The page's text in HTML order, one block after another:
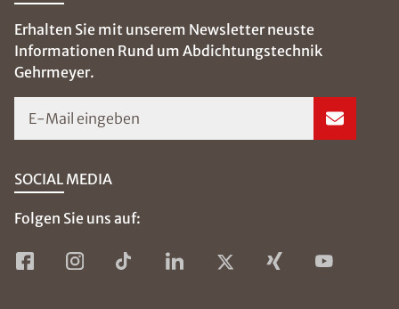
Erhalten Sie mit unserem Newsletter neuste
Informationen Rund um Abdichtungstechnik
Gehrmeyer.
E-Mail eingeben
SOCIAL MEDIA
Folgen Sie uns auf: